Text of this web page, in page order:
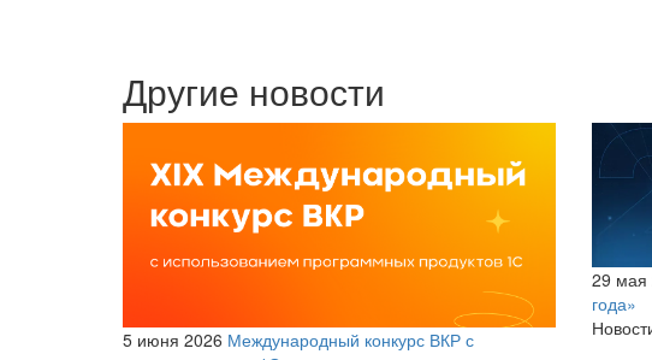
Другие новости
5 июня 2026 Международный конкурс ВКР с
29 мая
года»